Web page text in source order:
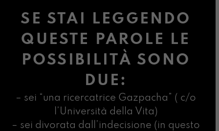
SE STAI LEGGENDO
QUESTE PAROLE LE
POSSIBILITÀ SONO
DUE:
– sei “una ricercatrice Gazpacha” ( c/o
l’Università della Vita)
– sei divorata dall’indecisione (in questo